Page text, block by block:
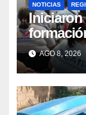
NOTICIAS
Iniciaron
atención
AGO 8, 2026